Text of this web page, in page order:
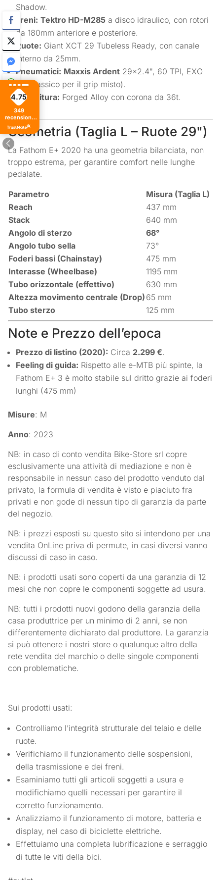
Shadow.
Freni: Tektro HD-M285 a disco idraulico, con rotori
da 180mm anteriore e posteriore.
Ruote: Giant XCT 29 Tubeless Ready, con canale
interno da 25mm.
Pneumatici: Maxxis Ardent 29×2.4", 60 TPI, EXO
(un classico per il grip misto).
Guarnitura: Forged Alloy con corona da 36t.
Geometria (Taglia L – Ruote 29")
La Fathom E+ 2020 ha una geometria bilanciata, non
troppo estrema, per garantire comfort nelle lunghe
pedalate.
Parametro
Misura (Taglia L)
Reach
437 mm
Stack
640 mm
Angolo di sterzo
68°
Angolo tubo sella
73°
Foderi bassi (Chainstay)
475 mm
Interasse (Wheelbase)
1195 mm
Tubo orizzontale (effettivo)
630 mm
Altezza movimento centrale (Drop) 65 mm
Tubo sterzo
125 mm
Note e Prezzo dell’epoca
Prezzo di listino (2020): Circa 2.299 €.
Feeling di guida: Rispetto alle e-MTB più spinte, la
Fathom E+ 3 è molto stabile sul dritto grazie ai foderi
lunghi (475 mm)
Misure: M
Anno: 2023
NB: in caso di conto vendita Bike-Store srl copre
esclusivamente una attività di mediazione e non è
responsabile in nessun caso del prodotto venduto dal
privato, la formula di vendita è visto e piaciuto fra
privati e non gode di nessun tipo di garanzia da parte
del negozio.
NB: i prezzi esposti su questo sito si intendono per una
vendita OnLine priva di permute, in casi diversi vanno
discussi di caso in caso.
NB: i prodotti usati sono coperti da una garanzia di 12
mesi che non copre le componenti soggette ad usura.
NB: tutti i prodotti nuovi godono della garanzia della
casa produttrice per un minimo di 2 anni, se non
differentemente dichiarato dal produttore. La garanzia
si può ottenere i nostri store o qualunque altro della
rete vendita del marchio o delle singole componenti
con problematiche.
Sui prodotti usati:
Controlliamo l’integrità strutturale del telaio e delle
ruote.
Verifichiamo il funzionamento delle sospensioni,
della trasmissione e dei freni.
Esaminiamo tutti gli articoli soggetti a usura e
modifichiamo quelli necessari per garantire il
corretto funzionamento.
Analizziamo il funzionamento di motore, batteria e
display, nel caso di biciclette elettriche.
Effettuiamo una completa lubrificazione e serraggio
di tutte le viti della bici.
4.75
349
recensioni
di tutti i
tempi